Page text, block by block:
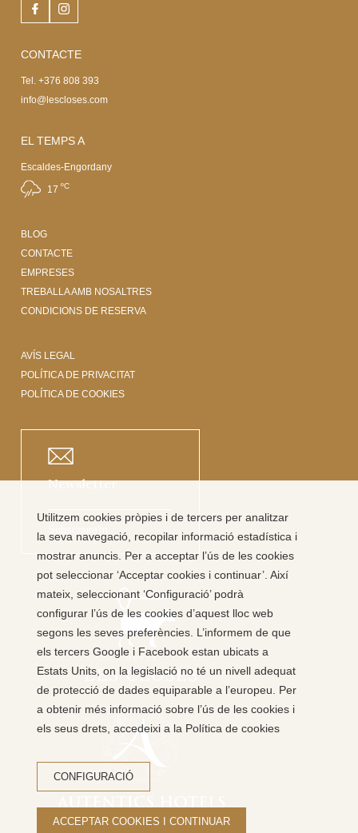
CONTACTE
Tel. +376 808 393
info@lescloses.com
EL TEMPS A
Escaldes-Engordany
17 ºC
BLOG
CONTACTE
EMPRESES
TREBALLA AMB NOSALTRES
CONDICIONS DE RESERVA
AVÍS LEGAL
POLÍTICA DE PRIVACITAT
POLÍTICA DE COOKIES
Newsletter
Utilitzem cookies pròpies i de tercers per analitzar
la seva navegació, recopilar informació estadística i
mostrar anuncis. Per a acceptar l’ús de les cookies
pot seleccionar ‘Acceptar cookies i continuar’. Així
mateix, seleccionant ‘Configuració’ podrà
configurar l’ús de les cookies d’aquest lloc web
segons les seves preferències. L’informem de que
els tercers Google i Facebook estan ubicats a
Estats Units, on la legislació no té un nivell adequat
de protecció de dades equiparable a l’europeu. Per
a obtenir més informació sobre l’ús de les cookies i
els seus drets, accedeixi a la Política de cookies
CONFIGURACIÓ
ACCEPTAR COOKIES I CONTINUAR